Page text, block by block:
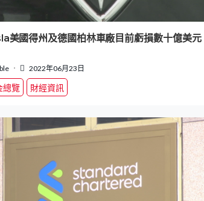
美國得州及德國柏林車廠目前虧損數十億美元
2022年06月23日
總覽 財經資訊